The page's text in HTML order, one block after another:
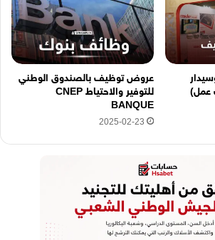
عروض توظيف بالصندوق الوطني
للتوفير والاحتياط CNEP
BANQUE
2025-02-23